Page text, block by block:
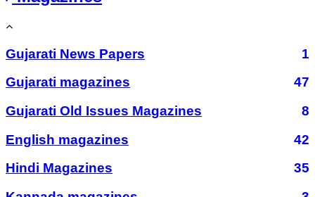
Gujarati News Papers
1
Gujarati magazines
47
Gujarati Old Issues Magazines
8
English magazines
42
Hindi Magazines
35